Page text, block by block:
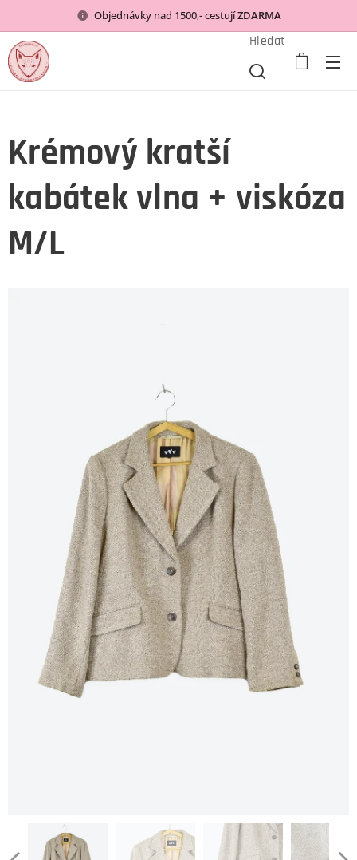
Objednávky nad 1500,- cestujíZDARMA
Hledat
Krémový kratší
kabátek vlna + viskóza
M/L